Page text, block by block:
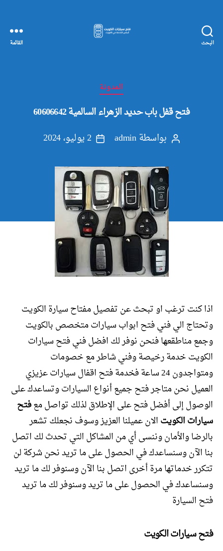
البحث
الكويت
القائمة
التصنيفاتالمدونة
فتح قفل باب حديد الزهراء السالمية 60606642
كاتببواسطةadmin
تاريخ
2 يوليو، 2024
اذا كنت ترغب او تبحث عن تفصيل مفتاح سيارة الكويت
وتحتاج الي فني فتح ابواب سيارات متخصص بالكويت
وجمع مناطقعها فنحن نوفر لك افضل فني فتح سيارات
الكويت خدمة رخيصة وفني شاطر مع خصومات
ومتواجدون 24 ساعة فخدمة فتح اقفال سيارات عزيزي
العميل نحن متاجر فتح جميع أنواع السيارات وتساعدك على
الوصول إلى أفضل فتح على الإطلاق لذلك تواصل معفتح
سيارات الكويتالان عميلنا العزيز وسوف نجعلك تشعر
بالرضا والأمان وننسى أي من المشاكل التي تحدث لك اتصل
بنا الآن وسنساعدك في الحصول على ما تريد نحن شركة لن
تتكرر خدماتها مرة أخرى اتصل بنا الآن وسنوفر لك ما تريد
وسنساعدك في الحصول على ما تريد وسنوفر لك ما تريد
فتح السيارة
فتح سيارات الكويت